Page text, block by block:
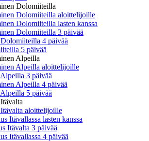
Dolomiiteilla
Dolomiiteilla aloittelijoille
Dolomiiteilla lasten kanssa
Dolomiiteilla 3 päivää
4 päivää
5 päivää
Alpeilla
Alpeilla aloittelijoille
3 päivää
Alpeilla 4 päivää
5 päivää
aloittelijoille
Itävallassa lasten kanssa
Itävalta 3 päivää
Itävallassa 4 päivää